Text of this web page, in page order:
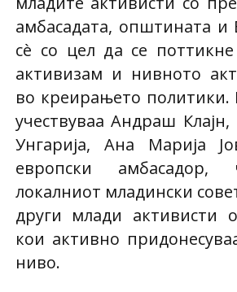
амбасадата, општината и
сè со цел да се
активизам и нивното
во креирањето политики.
учествуваа Андраш
Унгарија, Ана Марија
европски амбасадор,
локалниот младински
други млади активисти
кои активно
ниво.